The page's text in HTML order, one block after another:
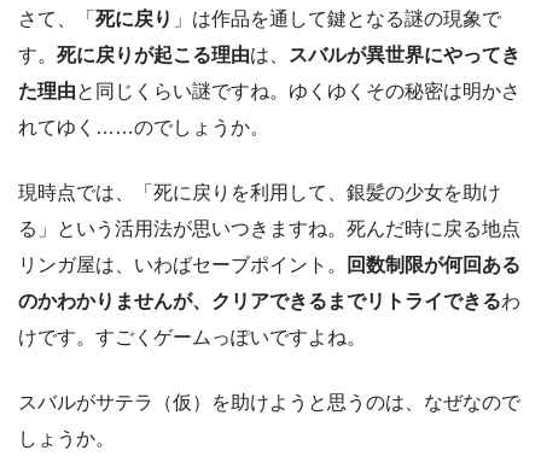
さて、「 死に戻り 」は作品を通して鍵となる謎の現象で
す。 死に戻りが起こる理由は、
スバルが異世界にやってき
た理由と同じくらい謎ですね。ゆくゆくその秘密は明かさ
れてゆく……のでしょうか。
現時点では、「死に戻りを利用して、銀髪の少女を助け
る」という活用法が思いつきますね。死んだ時に戻る地点
リンガ屋は、いわばセーブポイント。
回数制限が何回ある
のかわかりませんが、クリアできるまでリトライできるわ
けです。すごくゲームっぽいですよね。
スバルがサテラ（仮）を助けようと思うのは、なぜなので
しょうか。